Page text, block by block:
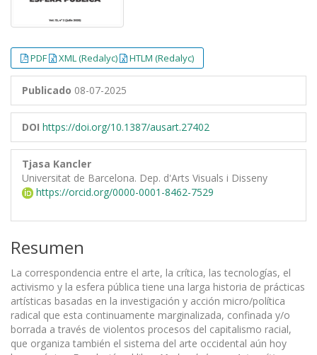
PDF XML (Redalyc) HTLM (Redalyc)
Publicado 08-07-2025
DOI https://doi.org/10.1387/ausart.27402
Tjasa Kancler
Universitat de Barcelona. Dep. d'Arts Visuals i Disseny
https://orcid.org/0000-0001-8462-7529
Resumen
La correspondencia entre el arte, la crítica, las tecnologías, el
activismo y la esfera pública tiene una larga historia de prácticas
artísticas basadas en la investigación y acción micro/política
radical que esta continuamente marginalizada, confinada y/o
borrada a través de violentos procesos del capitalismo racial,
que organiza también el sistema del arte occidental aún hoy